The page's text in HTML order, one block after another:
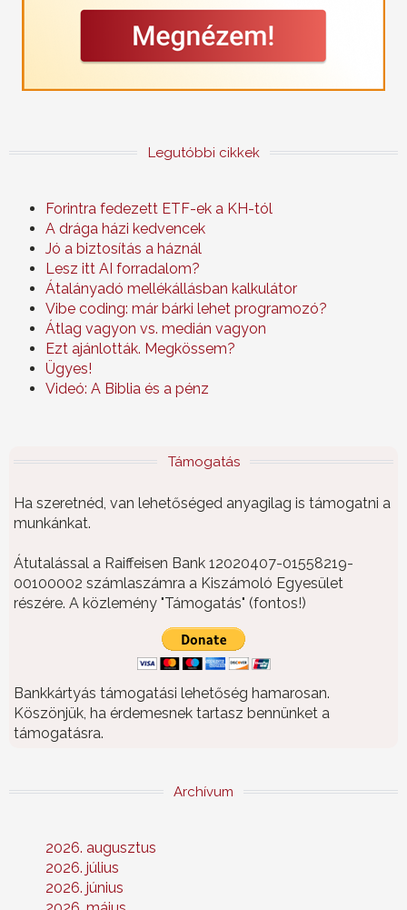
Legutóbbi cikkek
Forintra fedezett ETF-ek a KH-tól
A drága házi kedvencek
Jó a biztosítás a háznál
Lesz itt AI forradalom?
Átalányadó mellékállásban kalkulátor
Vibe coding: már bárki lehet programozó?
Átlag vagyon vs. medián vagyon
Ezt ajánlották. Megkössem?
Ügyes!
Videó: A Biblia és a pénz
Támogatás
Ha szeretnéd, van lehetőséged anyagilag is támogatni a
munkánkat.
Átutalással a Raiffeisen Bank 12020407-01558219-
00100002 számlaszámra a Kiszámoló Egyesület
részére. A közlemény "Támogatás" (fontos!)
Bankkártyás támogatási lehetőség hamarosan.
Köszönjük, ha érdemesnek tartasz bennünket a
támogatásra.
Archívum
2026. augusztus
2026. július
2026. június